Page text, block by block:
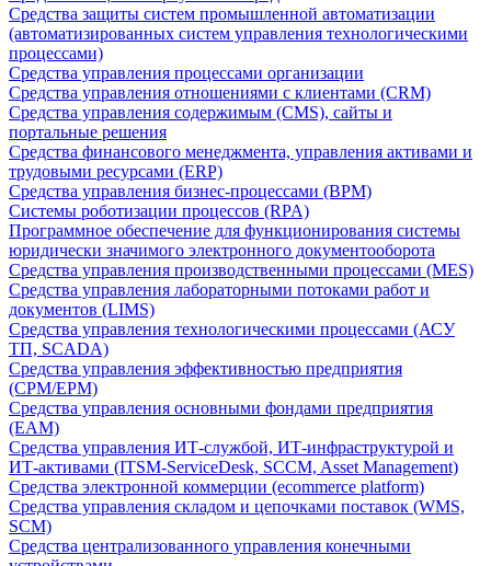
Средства защиты систем промышленной автоматизации
(автоматизированных систем управления технологическими
процессами)
Средства управления процессами организации
Средства управления отношениями с клиентами (CRM)
Средства управления содержимым (CMS), сайты и
портальные решения
Средства финансового менеджмента, управления активами и
трудовыми ресурсами (ERP)
Средства управления бизнес-процессами (BPM)
Системы роботизации процессов (RPA)
Программное обеспечение для функционирования системы
юридически значимого электронного документооборота
Средства управления производственными процессами (MES)
Средства управления лабораторными потоками работ и
документов (LIMS)
Средства управления технологическими процессами (АСУ
ТП, SCADA)
Средства управления эффективностью предприятия
(CPM/EPM)
Средства управления основными фондами предприятия
(EAM)
Средства управления ИТ-службой, ИТ-инфраструктурой и
ИТ-активами (ITSM-ServiceDesk, SCCM, Asset Management)
Средства электронной коммерции (ecommerce platform)
Средства управления складом и цепочками поставок (WMS,
SCM)
Средства централизованного управления конечными